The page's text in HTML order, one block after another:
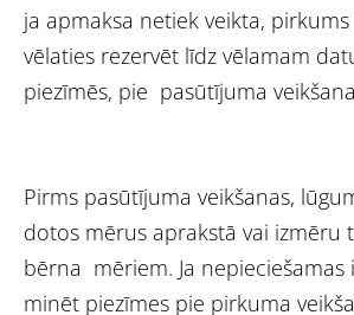
ja apmaksa netiek veikta, pirkums
vēlaties rezervēt līdz vēlamam
piezīmēs, pie pasūtījuma
Pirms pasūtījuma veikšanas,
dotos mērus aprakstā vai izmēru
bērna mēriem. Ja nepieciešamas
minēt piezīmes pie pirkuma